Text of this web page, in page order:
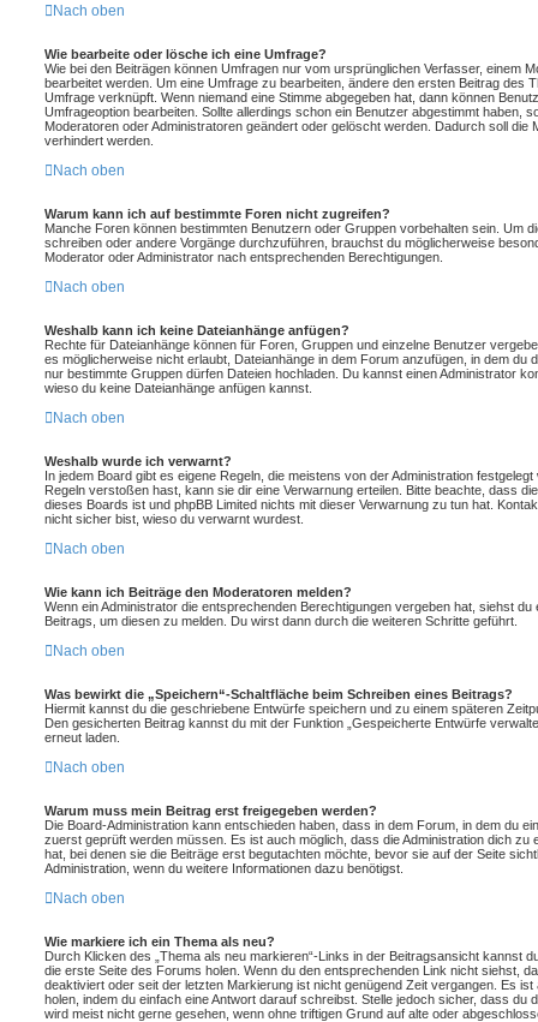
Nach oben
Wie bearbeite oder lösche ich eine Umfrage?
Wie bei den Beiträgen können Umfragen nur vom ursprünglichen Verfasser, einem
bearbeitet werden. Um eine Umfrage zu bearbeiten, ändere den ersten Beitrag des
Umfrage verknüpft. Wenn niemand eine Stimme abgegeben hat, dann können
Umfrageoption bearbeiten. Sollte allerdings schon ein Benutzer abgestimmt haben,
Moderatoren oder Administratoren geändert oder gelöscht werden. Dadurch soll die
verhindert werden.
Nach oben
Warum kann ich auf bestimmte Foren nicht zugreifen?
Manche Foren können bestimmten Benutzern oder Gruppen vorbehalten sein. Um
schreiben oder andere Vorgänge durchzuführen, brauchst du möglicherweise
Moderator oder Administrator nach entsprechenden Berechtigungen.
Nach oben
Weshalb kann ich keine Dateianhänge anfügen?
Rechte für Dateianhänge können für Foren, Gruppen und einzelne Benutzer
es möglicherweise nicht erlaubt, Dateianhänge in dem Forum anzufügen, in dem du
nur bestimmte Gruppen dürfen Dateien hochladen. Du kannst einen Administrator
wieso du keine Dateianhänge anfügen kannst.
Nach oben
Weshalb wurde ich verwarnt?
In jedem Board gibt es eigene Regeln, die meistens von der Administration
Regeln verstoßen hast, kann sie dir eine Verwarnung erteilen. Bitte beachte, dass
dieses Boards ist und phpBB Limited nichts mit dieser Verwarnung zu tun hat.
nicht sicher bist, wieso du verwarnt wurdest.
Nach oben
Wie kann ich Beiträge den Moderatoren melden?
Wenn ein Administrator die entsprechenden Berechtigungen vergeben hat, siehst
Beitrags, um diesen zu melden. Du wirst dann durch die weiteren Schritte geführt.
Nach oben
Was bewirkt die „Speichern“-Schaltfläche beim Schreiben eines Beitrags?
Hiermit kannst du die geschriebene Entwürfe speichern und zu einem späteren
Den gesicherten Beitrag kannst du mit der Funktion „Gespeicherte Entwürfe
erneut laden.
Nach oben
Warum muss mein Beitrag erst freigegeben werden?
Die Board-Administration kann entschieden haben, dass in dem Forum, in dem du
zuerst geprüft werden müssen. Es ist auch möglich, dass die Administration dich zu
hat, bei denen sie die Beiträge erst begutachten möchte, bevor sie auf der Seite
Administration, wenn du weitere Informationen dazu benötigst.
Nach oben
Wie markiere ich ein Thema als neu?
Durch Klicken des „Thema als neu markieren“-Links in der Beitragsansicht kannst
die erste Seite des Forums holen. Wenn du den entsprechenden Link nicht siehst,
deaktiviert oder seit der letzten Markierung ist nicht genügend Zeit vergangen. Es
holen, indem du einfach eine Antwort darauf schreibst. Stelle jedoch sicher, dass du
wird meist nicht gerne gesehen, wenn ohne triftigen Grund auf alte oder